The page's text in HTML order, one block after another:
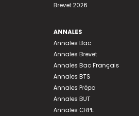
Brevet 2026
ANNALES
Annales Bac
Annales Brevet
Annales Bac Français
Annales BTS
Annales Prépa
Annales BUT
Annales CRPE